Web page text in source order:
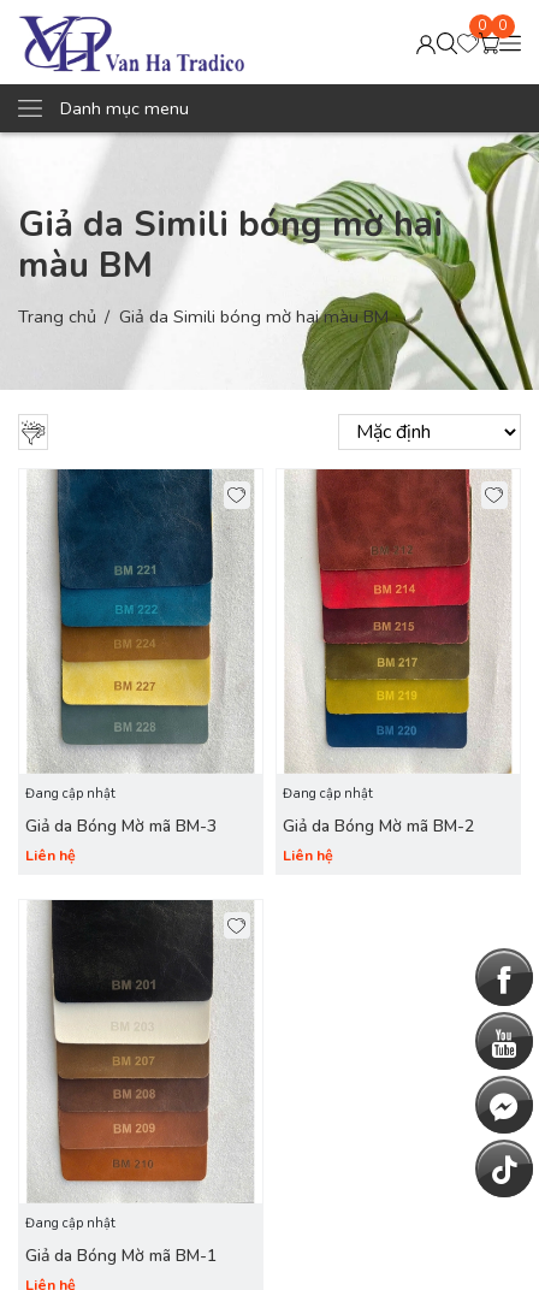
0 0
Danh mục menu
Giả da Simili bóng mờ hai
màu BM
Trang chủ Giả da Simili bóng mờ hai màu BM
Đang cập nhật
Giả da Bóng Mờ mã BM-3
Liên hệ
Đang cập nhật
Giả da Bóng Mờ mã BM-2
Liên hệ
Đang cập nhật
Giả da Bóng Mờ mã BM-1
Liên hệ